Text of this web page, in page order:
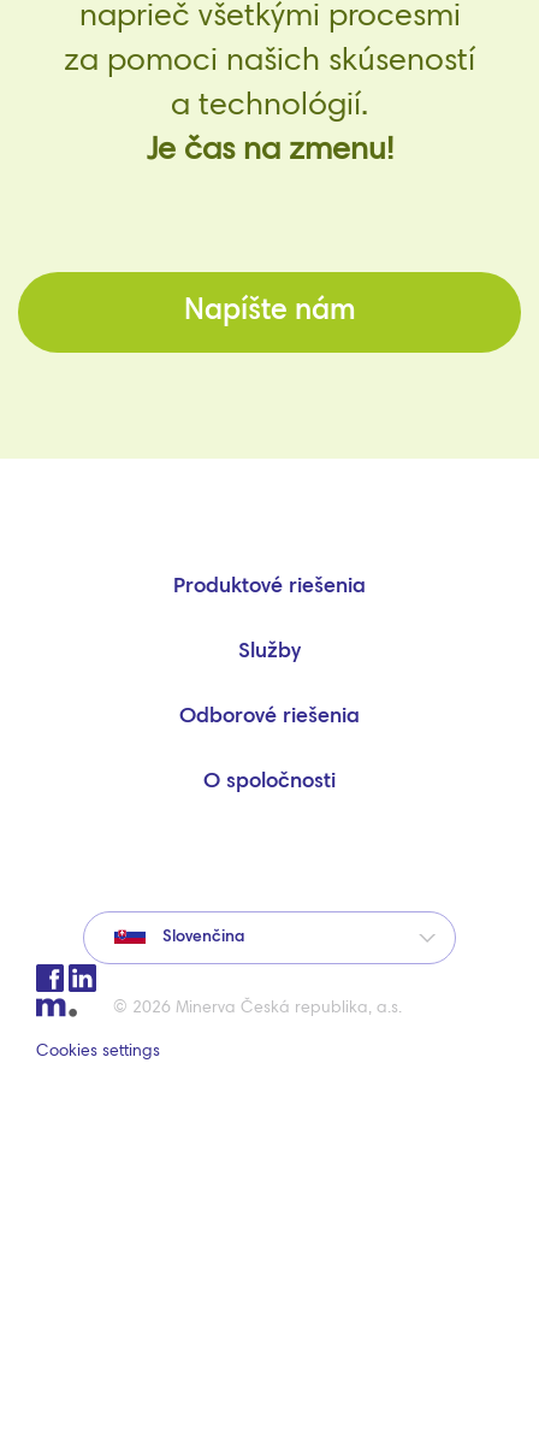
naprieč všetkými procesmi
za pomoci našich skúseností
a technológií.
Je čas na zmenu!
Napíšte nám
Produktové riešenia
Služby
Odborové riešenia
O spoločnosti
Slovenčina
© 2026 Minerva Česká republika, a.s.
Cookies settings